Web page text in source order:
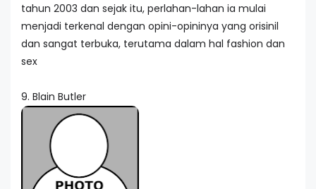
tahun 2003 dan sejak itu, perlahan-lahan ia mulai
menjadi terkenal dengan opini-opininya yang orisinil
dan sangat terbuka, terutama dalam hal fashion dan
sex
9. Blain Butler